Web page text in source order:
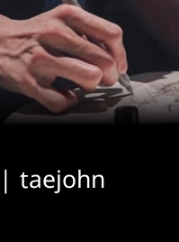
taejohn